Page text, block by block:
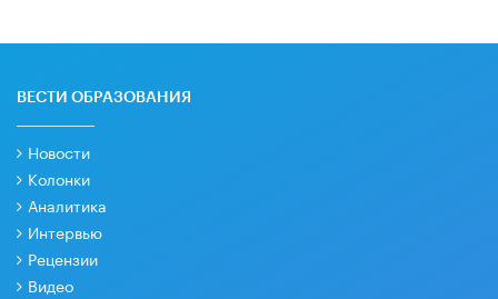
ВЕСТИ ОБРАЗОВАНИЯ
Новости
Колонки
Аналитика
Интервью
Рецензии
Видео